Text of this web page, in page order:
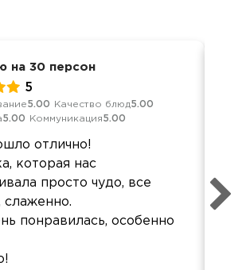
на 30 персон
5
5.00 Качество блюд5.00
5.00 Коммуникация5.00
отлично!
которая нас
просто чудо, все
слаженно.
понравилась, особенно